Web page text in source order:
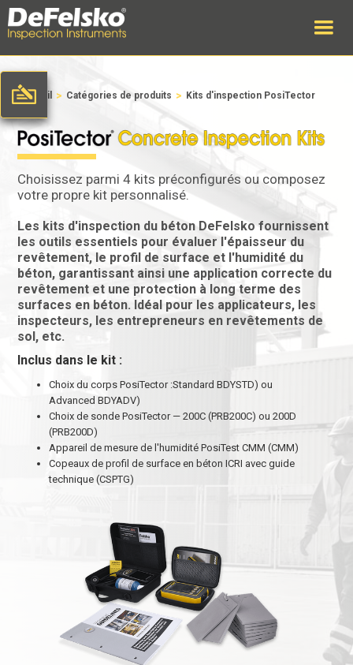
Accueil > Catégories de produits > Kits d'inspection PosiTector
Choisissez parmi 4 kits préconfigurés ou composez
votre propre kit personnalisé.
Les kits d'inspection du béton DeFelsko fournissent
les outils essentiels pour évaluer l'épaisseur du
revêtement, le profil de surface et l'humidité du
béton, garantissant ainsi une application correcte du
revêtement et une protection à long terme des
surfaces en béton. Idéal pour les applicateurs, les
inspecteurs, les entrepreneurs en revêtements de
sol, etc.
Inclus dans le kit :
Choix du corps PosiTector :Standard BDYSTD) ou
Advanced BDYADV)
Choix de sonde PosiTector — 200C (PRB200C) ou 200D
(PRB200D)
Appareil de mesure de l'humidité PosiTest CMM (CMM)
Copeaux de profil de surface en béton ICRI avec guide
technique (CSPTG)